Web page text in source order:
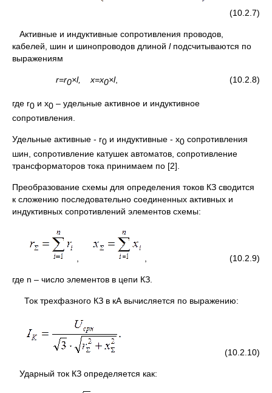
(10.2.7)
Активные и индуктивные сопротивления проводов,
кабелей, шин и шинопроводов длиной lподсчитываются по
выражениям
r=r0×l,x=x0×l, (10.2.8)
где r0 и x0 – удельные активное и индуктивное
сопротивления.
Удельные активные - r0 и индуктивные - x0 сопротивления
шин, сопротивление катушек автоматов, сопротивление
трансформаторов тока принимаем по [2].
Преобразование схемы для определения токов КЗ сводится
к сложению последовательно соединенных активных и
индуктивных сопротивлений элементов схемы:
, (10.2.9)
где n – число элементов в цепи КЗ.
Ток трехфазного КЗ в кА вычисляется по выражению:
(10.2.10)
Ударный ток КЗ определяется как: